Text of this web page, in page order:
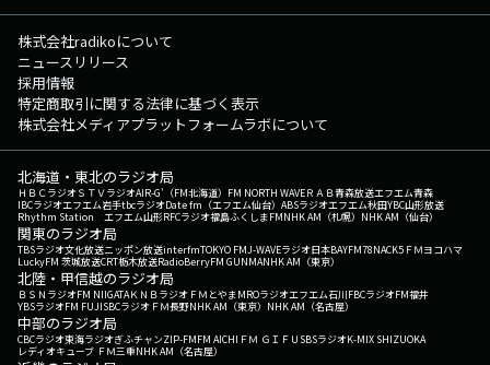
株式会社radikoについて
ニュースリリース
採用情報
特定商取引に関する法律に基づく表示
株式会社メディアプラットフォームラボについて
北海道・東北のラジオ局
ＨＢＣラジオＳＴＶラジオAIR-G'（FM北海道） FM NORTH WAVEＲＡＢ青森放送エフエム青森
IBCラジオエフエム岩手tbcラジオDate fm（エフエム仙台） ABSラジオエフエム秋田YBC山形放送
Rhythm Station エフエム山形RFCラジオ福島ふくしまFMNHK AM（札幌） NHK AM（仙台）
関東のラジオ局
TBSラジオ文化放送ニッポン放送interfmTOKYO FMJ-WAVEラジオ日本BAYFM78NACK5 ＦＭヨコハマ
LuckyFM 茨城放送CRT栃木放送RadioBerryFM GUNMANHK AM（東京）
北陸・甲信越のラジオ局
ＢＳＮラジオFM NIIGATAＫＮＢラジオ ＦＭとやまMROラジオエフエム石川FBCラジオFM福井
YBSラジオFM FUJISBCラジオ ＦＭ長野NHK AM（東京） NHK AM（名古屋）
中部のラジオ局
CBCラジオ東海ラジオぎふチャンZIP-FMFM AICHI ＦＭ ＧＩＦＵ SBSラジオK-MIX SHIZUOKA
レディオキューブ ＦＭ三重NHK AM（名古屋）